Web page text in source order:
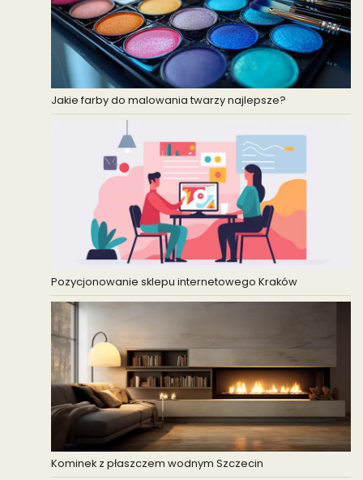
Jakie farby do malowania twarzy najlepsze?
Pozycjonowanie sklepu internetowego Kraków
Kominek z płaszczem wodnym Szczecin